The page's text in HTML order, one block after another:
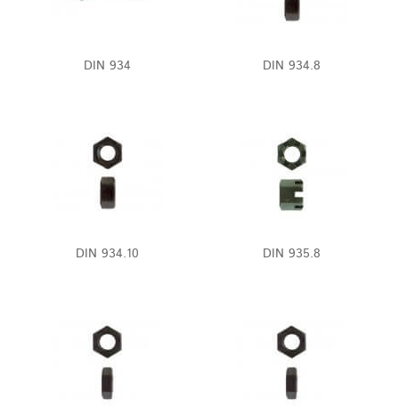
DIN 934 DIN 934.8
DIN 934.10 DIN 935.8